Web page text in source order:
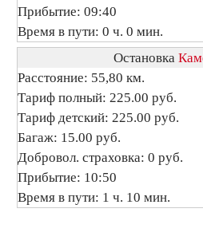
Прибытие: 09:40
Время в пути: 0 ч. 0 мин.
Остановка
Расстояние: 55,80 км.
Тариф полный: 225.00 руб.
Тариф детский: 225.00 руб.
Багаж: 15.00 руб.
Добровол. страховка: 0 руб.
Прибытие: 10:50
Время в пути: 1 ч. 10 мин.